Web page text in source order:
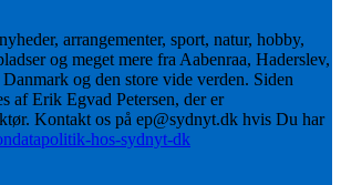
arrangementer, sport, natur, hobby,
og meget mere fra Aabenraa, Haderslev,
og den store vide verden. Siden
af Erik Egvad Petersen, der er
Kontakt os på ep@sydnyt.dk hvis Du har
hos-sydnyt-dk